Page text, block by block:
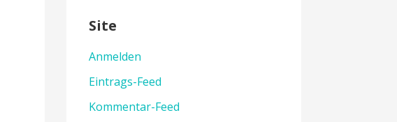
Site
Anmelden
Eintrags-Feed
Kommentar-Feed